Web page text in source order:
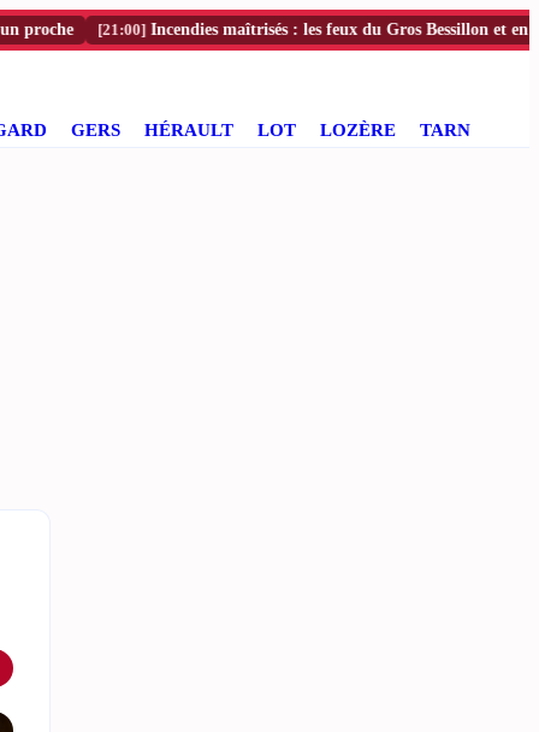
[21:00] Incendies maîtrisés : les feux du Gros Bessillon et en Lozère
GERS HÉRAULT LOT LOZÈRE TARN